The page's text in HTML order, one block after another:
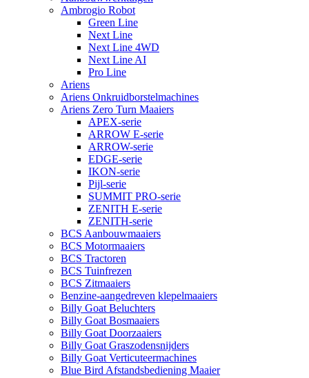
Ambrogio Robot
Green Line
Next Line
Next Line 4WD
Next Line AI
Pro Line
Ariens
Ariens Onkruidborstelmachines
Ariens Zero Turn Maaiers
APEX-serie
ARROW E-serie
ARROW-serie
EDGE-serie
IKON-serie
Pijl-serie
SUMMIT PRO-serie
ZENITH E-serie
ZENITH-serie
BCS Aanbouwmaaiers
BCS Motormaaiers
BCS Tractoren
BCS Tuinfrezen
BCS Zitmaaiers
Benzine-aangedreven klepelmaaiers
Billy Goat Beluchters
Billy Goat Bosmaaiers
Billy Goat Doorzaaiers
Billy Goat Graszodensnijders
Billy Goat Verticuteermachines
Blue Bird Afstandsbediening Maaier